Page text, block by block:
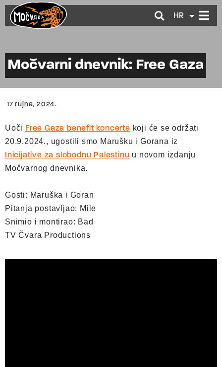
HR
EN
Močvarni dnevnik: Free Gaza
17 rujna, 2024.
Uoči Free Gaza benefit koncerta koji će se održati
20.9.2024., ugostili smo Marušku i Gorana iz
Inicijative za slobodnu Palestinu u novom izdanju
Močvarnog dnevnika.
Gosti: Maruška i Goran
Pitanja postavljao: Mile
Snimio i montirao: Bad
TV Čvara Productions